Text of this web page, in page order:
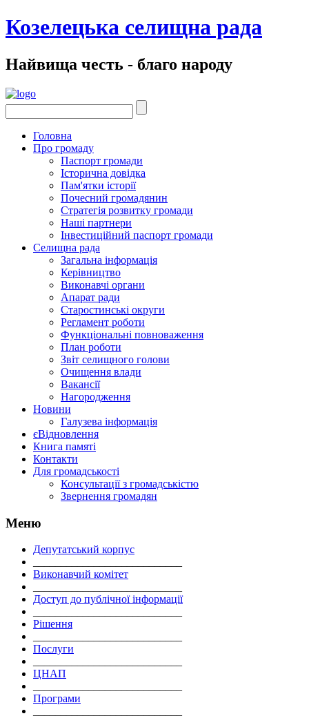
Козелецька селищна рада
Найвища честь - благо народу
Головна
Про громаду
Паспорт громади
Історична довідка
Пам'ятки історії
Почесний громадянин
Стратегія розвитку громади
Наші партнери
Інвестиційний паспорт громади
Селищна рада
Загальна інформація
Керівництво
Виконавчі органи
Апарат ради
Старостинські округи
Регламент роботи
Функціональні повноваження
План роботи
Звіт селищного голови
Очищення влади
Вакансії
Нагородження
Новини
Галузева інформація
єВідновлення
Книга памяті
Контакти
Для громадськості
Консультації з громадськістю
Звернення громадян
Меню
Депутатський корпус
Виконавчий комітет
Доступ до публічної інформації
Рішення
Послуги
ЦНАП
Програми